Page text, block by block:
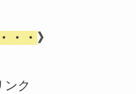
・・ 》
ク